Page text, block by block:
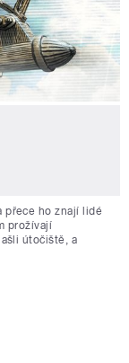
přece ho znají lidé
prožívají
útočiště, a